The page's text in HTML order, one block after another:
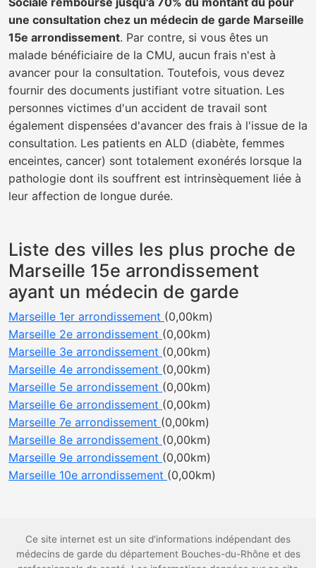
une consultation chez un médecin de garde Marseille
15e arrondissement. Par contre, si vous êtes un
malade bénéficiaire de la CMU, aucun frais n'est à
avancer pour la consultation. Toutefois, vous devez
fournir des documents justifiant votre situation. Les
personnes victimes d'un accident de travail sont
également dispensées d'avancer des frais à l'issue de la
consultation. Les patients en ALD (diabète, femmes
enceintes, cancer) sont totalement exonérés lorsque la
pathologie dont ils souffrent est intrinsèquement liée à
leur affection de longue durée.
Liste des villes les plus proche de
Marseille 15e arrondissement
ayant un médecin de garde
Marseille 1er arrondissement (0,00km)
Marseille 2e arrondissement (0,00km)
Marseille 3e arrondissement (0,00km)
Marseille 4e arrondissement (0,00km)
Marseille 5e arrondissement (0,00km)
Marseille 6e arrondissement (0,00km)
Marseille 7e arrondissement (0,00km)
Marseille 8e arrondissement (0,00km)
Marseille 9e arrondissement (0,00km)
Marseille 10e arrondissement (0,00km)
Ce site internet est un site d'informations indépendant des
médecins de garde du département Bouches-du-Rhône et des